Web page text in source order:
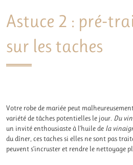
Astuce 2 : pré-
sur les taches
Votre robe de mariée peut
variété de tâches potentielles le jour. Du
un invité enthousiaste à l’huile de la
du dîner, ces taches si elles ne sont pas
peuvent s’incruster et rendre le nettoyage